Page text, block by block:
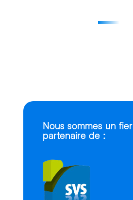
Nous sommes un fier
partenaire de :